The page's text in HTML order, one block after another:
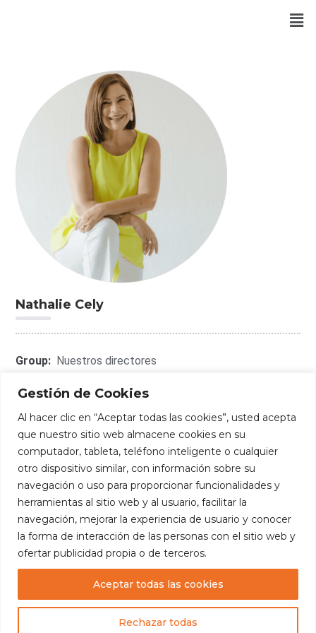
Gestión de Cookies
Al hacer clic en “Aceptar todas las cookies”, usted acepta
que nuestro sitio web almacene cookies en su
computador, tableta, teléfono inteligente o cualquier
otro dispositivo similar, con información sobre su
navegación o uso para proporcionar funcionalidades y
herramientas al sitio web y al usuario, facilitar la
navegación, mejorar la experiencia de usuario y conocer
la forma de interacción de las personas con el sitio web y
ofertar publicidad propia o de terceros.
Rechazar todas
Aceptar todas las cookies
Nathalie Cely
Group: Nuestros directores
Connect With Me:
— Fundación Edúcate. Todos los
derechos reservados.
Diseñado por:Luis Escalante